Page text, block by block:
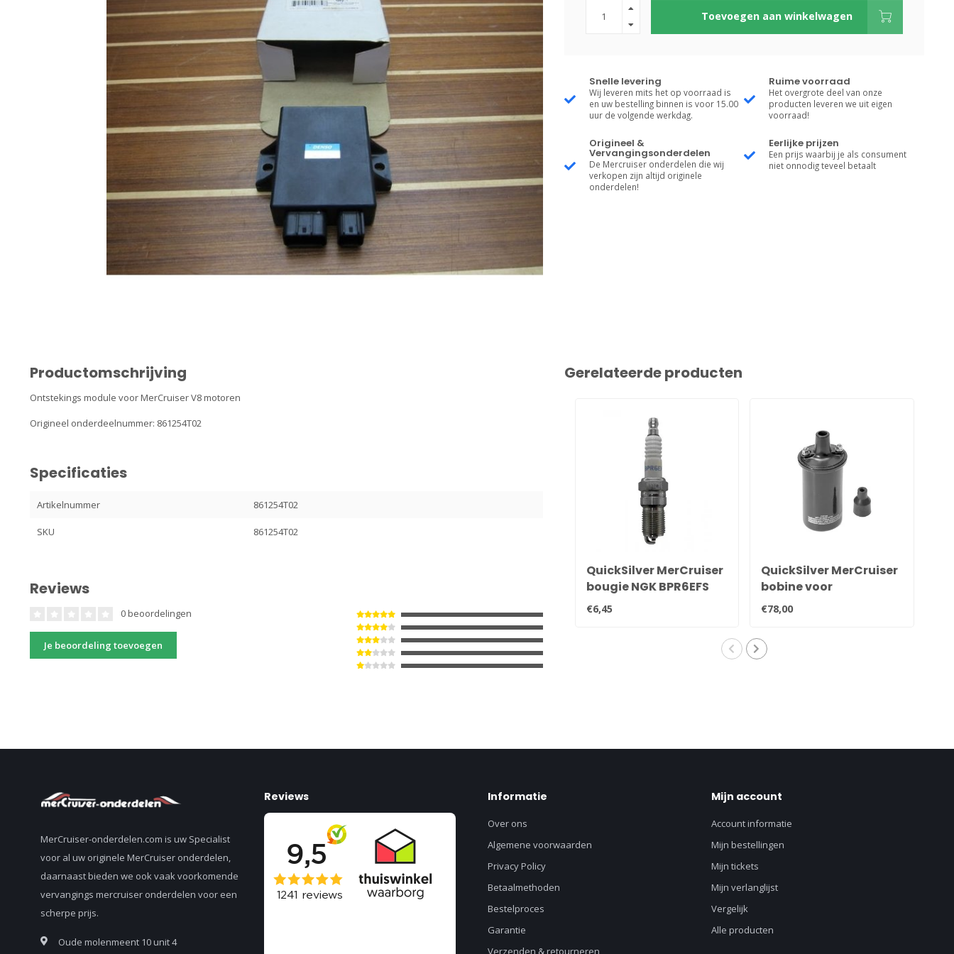
Toevoegen aan winkelwagen
Snelle levering
Wij leveren mits het op voorraad is
en uw bestelling binnen is voor 15.00
uur de volgende werkdag.
Ruime voorraad
Het overgrote deel van onze
producten leveren we uit eigen
voorraad!
Origineel &
Vervangingsonderdelen
De Mercruiser onderdelen die wij
verkopen zijn altijd originele
onderdelen!
Eerlijke prijzen
Een prijs waarbij je als consument
niet onnodig teveel betaalt
Productomschrijving
Ontstekings module voor MerCruiser V8 motoren
Origineel onderdeelnummer: 861254T02
Specificaties
Artikelnummer 861254T02
SKU 861254T02
Reviews
0 beoordelingen
Je beoordeling toevoegen
Gerelateerde producten
QuickSilver MerCruiser
bougie NGK BPR6EFS
33-816336Q
€6,45
QuickSilver MerCruiser
bobine voor
contactpunten
ontsteking 898253T24
€78,00
MerCruiser-onderdelen.com is uw Specialist
voor al uw originele MerCruiser onderdelen,
daarnaast bieden we ook vaak voorkomende
vervangings mercruiser onderdelen voor een
scherpe prijs.
Oude molenmeent 10 unit 4
Reviews Informatie
Over ons
Algemene voorwaarden
Privacy Policy
Betaalmethoden
Bestelproces
Garantie
Verzenden & retourneren
Mijn account
Account informatie
Mijn bestellingen
Mijn tickets
Mijn verlanglijst
Vergelijk
Alle producten